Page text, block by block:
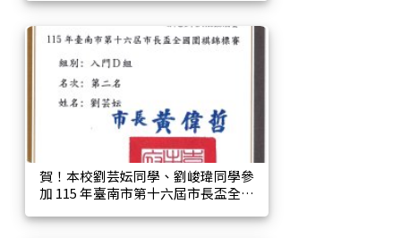
賀！本校劉芸妘同學、劉峻瑋同學參
加 115 年臺南市第十六屆市長盃全國
學 D 組第三名！